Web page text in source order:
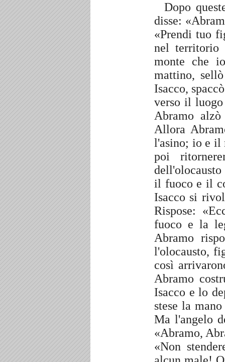
Dopo
disse:
«Prendi tuo
nel
monte che
mattino,
Isacco,
verso il
Abramo
Allora
l'asino; io e il
poi
il fuoco e il
Isacco si
Rispose:
fuoco e la
Abramo
l'olocausto,
così
Abramo
Isacco e lo
stese la
Ma l'angelo
«Abramo,
«Non